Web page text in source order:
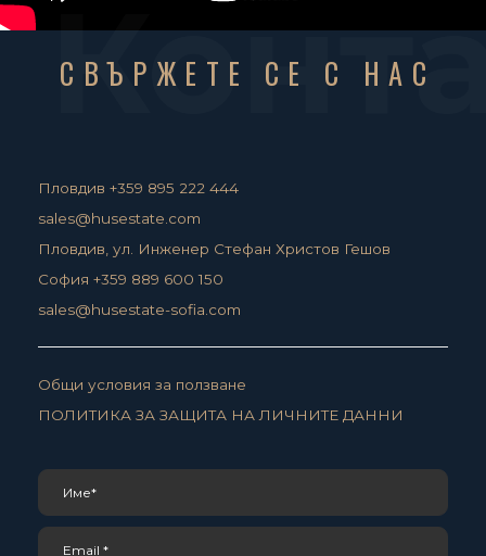
СВЪРЖЕТЕ СЕ С НАС
Пловдив +359 895 222 444
sales@husestate.com
Пловдив, ул. Инженер Стефан Христов Гешов
София +359 889 600 150
sales@husestate-sofia.com
Общи условия за ползване
ПОЛИТИКА ЗА ЗАЩИТА НА ЛИЧНИТЕ ДАННИ